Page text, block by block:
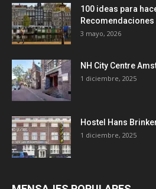
100 ideas para
Recomendaciones
3 mayo, 2026
NH City Centre
1 diciembre, 2025
Hostel Hans
1 diciembre, 2025